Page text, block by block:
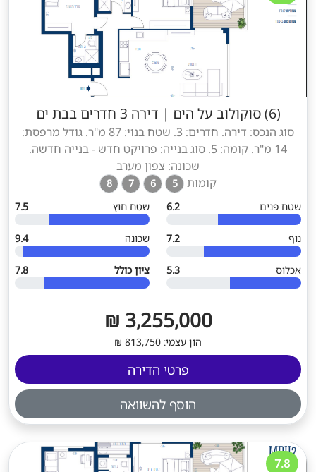
(6) סוקולוב על הים | דירה 3 חדרים בבת ים
סוג הנכס: דירה. חדרים: 3. שטח בנוי: 87 מ"ר. גודל מרפסת:
14 מ"ר. קומה: 5. סוג בנייה: פרויקט חדש - בנייה חדשה.
שכונה: צפון מערב
קומות
5
6
7
8
שטח פנים
6.2 שטח חוץ 7.5
נוף 7.2 שכונה 9.4
אכלוס 5.3 ציון כולל 7.8
3,255,000 ₪
הון עצמי: 813,750 ₪
פרטי הדירה
הוסף להשוואה
7.8